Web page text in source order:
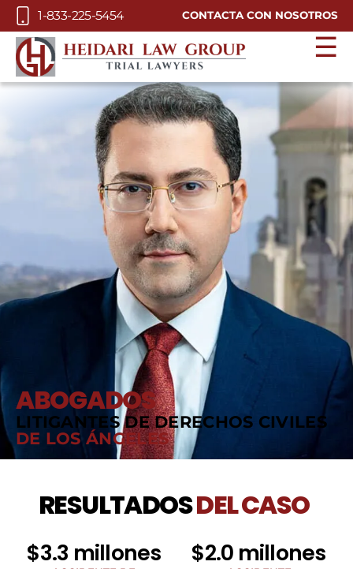
Skip to Main Content
1-833-225-5454 CONTACTA CON NOSOTROS
☰
ABOGADOS
LITIGANTES DE DERECHOS CIVILES
DE LOS ÁNGELES
RESULTADOSDEL CASO
$3.3 millones $2.0 millones